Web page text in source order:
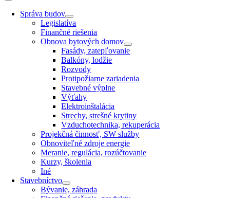
Správa budov
Legislatíva
Finančné riešenia
Obnova bytových domov
Fasády, zatepľovanie
Balkóny, lodžie
Rozvody
Protipožiarne zariadenia
Stavebné výplne
Výťahy
Elektroinštalácia
Strechy, strešné krytiny
Vzduchotechnika, rekuperácia
Projekčná činnosť, SW služby
Obnoviteľné zdroje energie
Meranie, regulácia, rozúčtovanie
Kurzy, školenia
Iné
Stavebníctvo
Bývanie, záhrada